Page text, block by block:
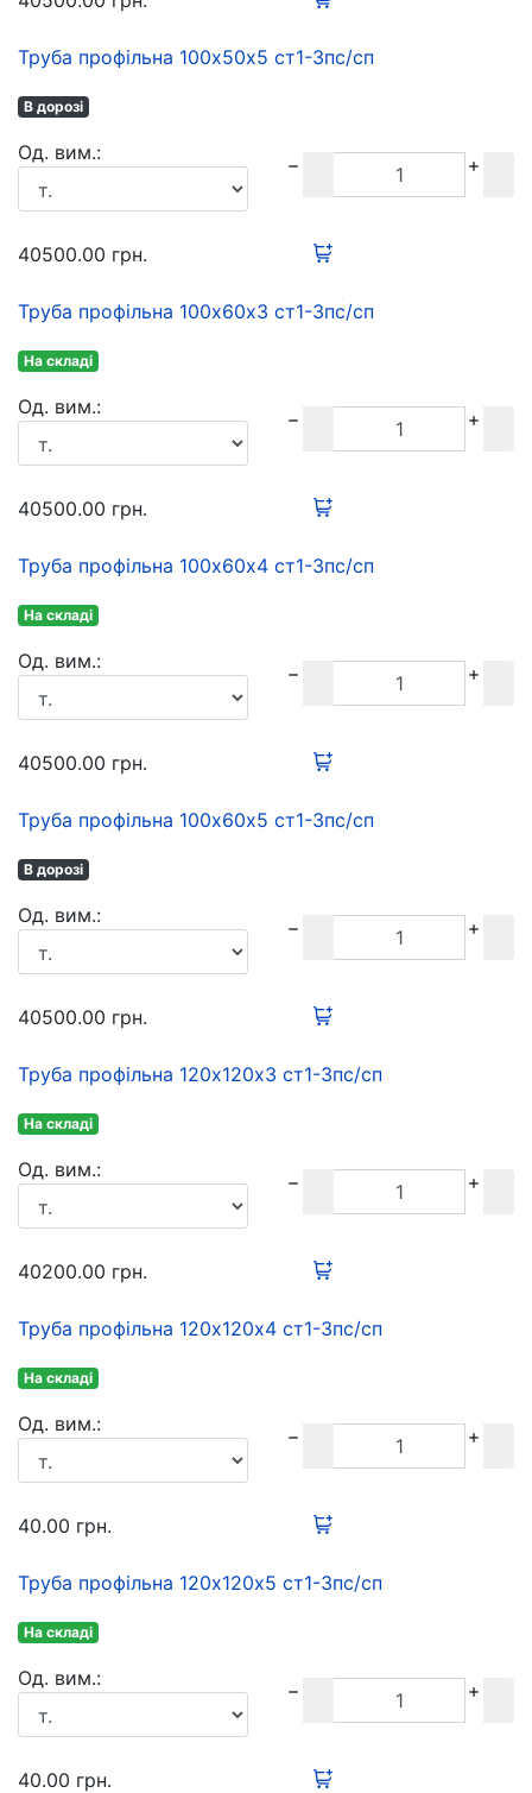
Труба профільна 100х50х5 ст1-3пс/сп
В дорозі
Oд. вим.:
40500.00 грн.
Труба профільна 100х60х3 ст1-3пс/сп
На складі
Oд. вим.:
40500.00 грн.
Труба профільна 100х60х4 ст1-3пс/сп
На складі
Oд. вим.:
40500.00 грн.
Труба профільна 100х60х5 ст1-3пс/сп
В дорозі
Oд. вим.:
40500.00 грн.
Труба профільна 120х120х3 ст1-3пс/сп
На складі
Oд. вим.:
40200.00 грн.
Труба профільна 120х120х4 ст1-3пс/сп
На складі
Oд. вим.:
40.00 грн.
Труба профільна 120х120х5 ст1-3пс/сп
На складі
Oд. вим.:
40.00 грн.